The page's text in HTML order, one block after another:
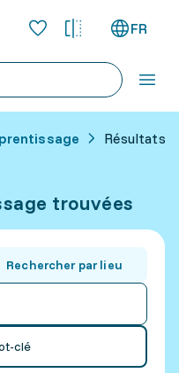
FR
Résultats
trouvées
Rechercher par lieu
clé